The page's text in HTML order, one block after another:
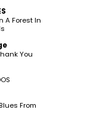
A Forest In
You
From